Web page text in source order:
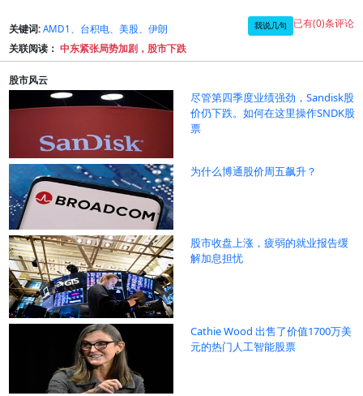
关键词: AMD1、台积电、美股、伊朗 我说几句 已有(0)条评论
关联阅读： 中东紧张局势加剧，股市下跌
股市风云
尽管第四季度业绩强劲，Sandisk股
价仍下跌。如何在这里操作SNDK股
票
为什么博通股价周五飙升？
股市收盘上涨，疲弱的就业报告缓
解加息担忧
Cathie Wood 出售了价值1700万美
元的热门人工智能股票